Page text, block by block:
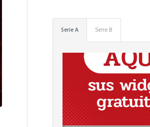
Serie A Serie B